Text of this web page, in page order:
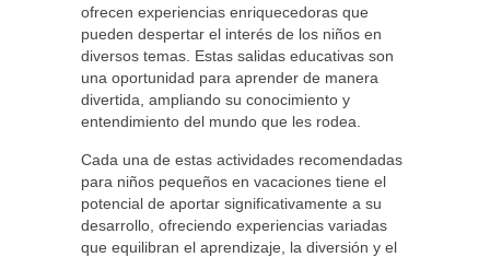
ofrecen experiencias enriquecedoras que
pueden despertar el interés de los niños en
diversos temas. Estas salidas educativas son
una oportunidad para aprender de manera
divertida, ampliando su conocimiento y
entendimiento del mundo que les rodea.
Cada una de estas actividades recomendadas
para niños pequeños en vacaciones tiene el
potencial de aportar significativamente a su
desarrollo, ofreciendo experiencias variadas
que equilibran el aprendizaje, la diversión y el